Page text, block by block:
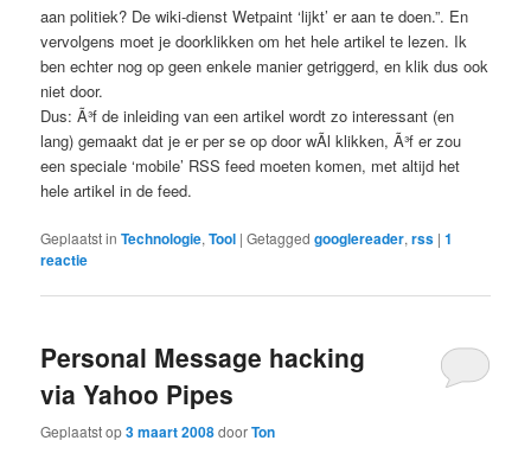
aan politiek? De wiki-dienst Wetpaint ‘lijkt’ er aan te doen.”. En
vervolgens moet je doorklikken om het hele artikel te lezen. Ik
ben echter nog op geen enkele manier getriggerd, en klik dus ook
niet door.
Dus: Ã³f de inleiding van een artikel wordt zo interessant (en
lang) gemaakt dat je er per se op door wÃ­l klikken, Ã³f er zou
een speciale ‘mobile’ RSS feed moeten komen, met altijd het
hele artikel in de feed.
Geplaatst in Technologie,Tool |Getagged googlereader,rss |1
reactie
Personal Message hacking
via Yahoo Pipes
Geplaatst op3 maart 2008doorTon